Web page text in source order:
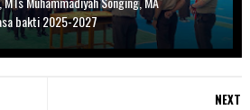
bakti 2025-2027
NEXT